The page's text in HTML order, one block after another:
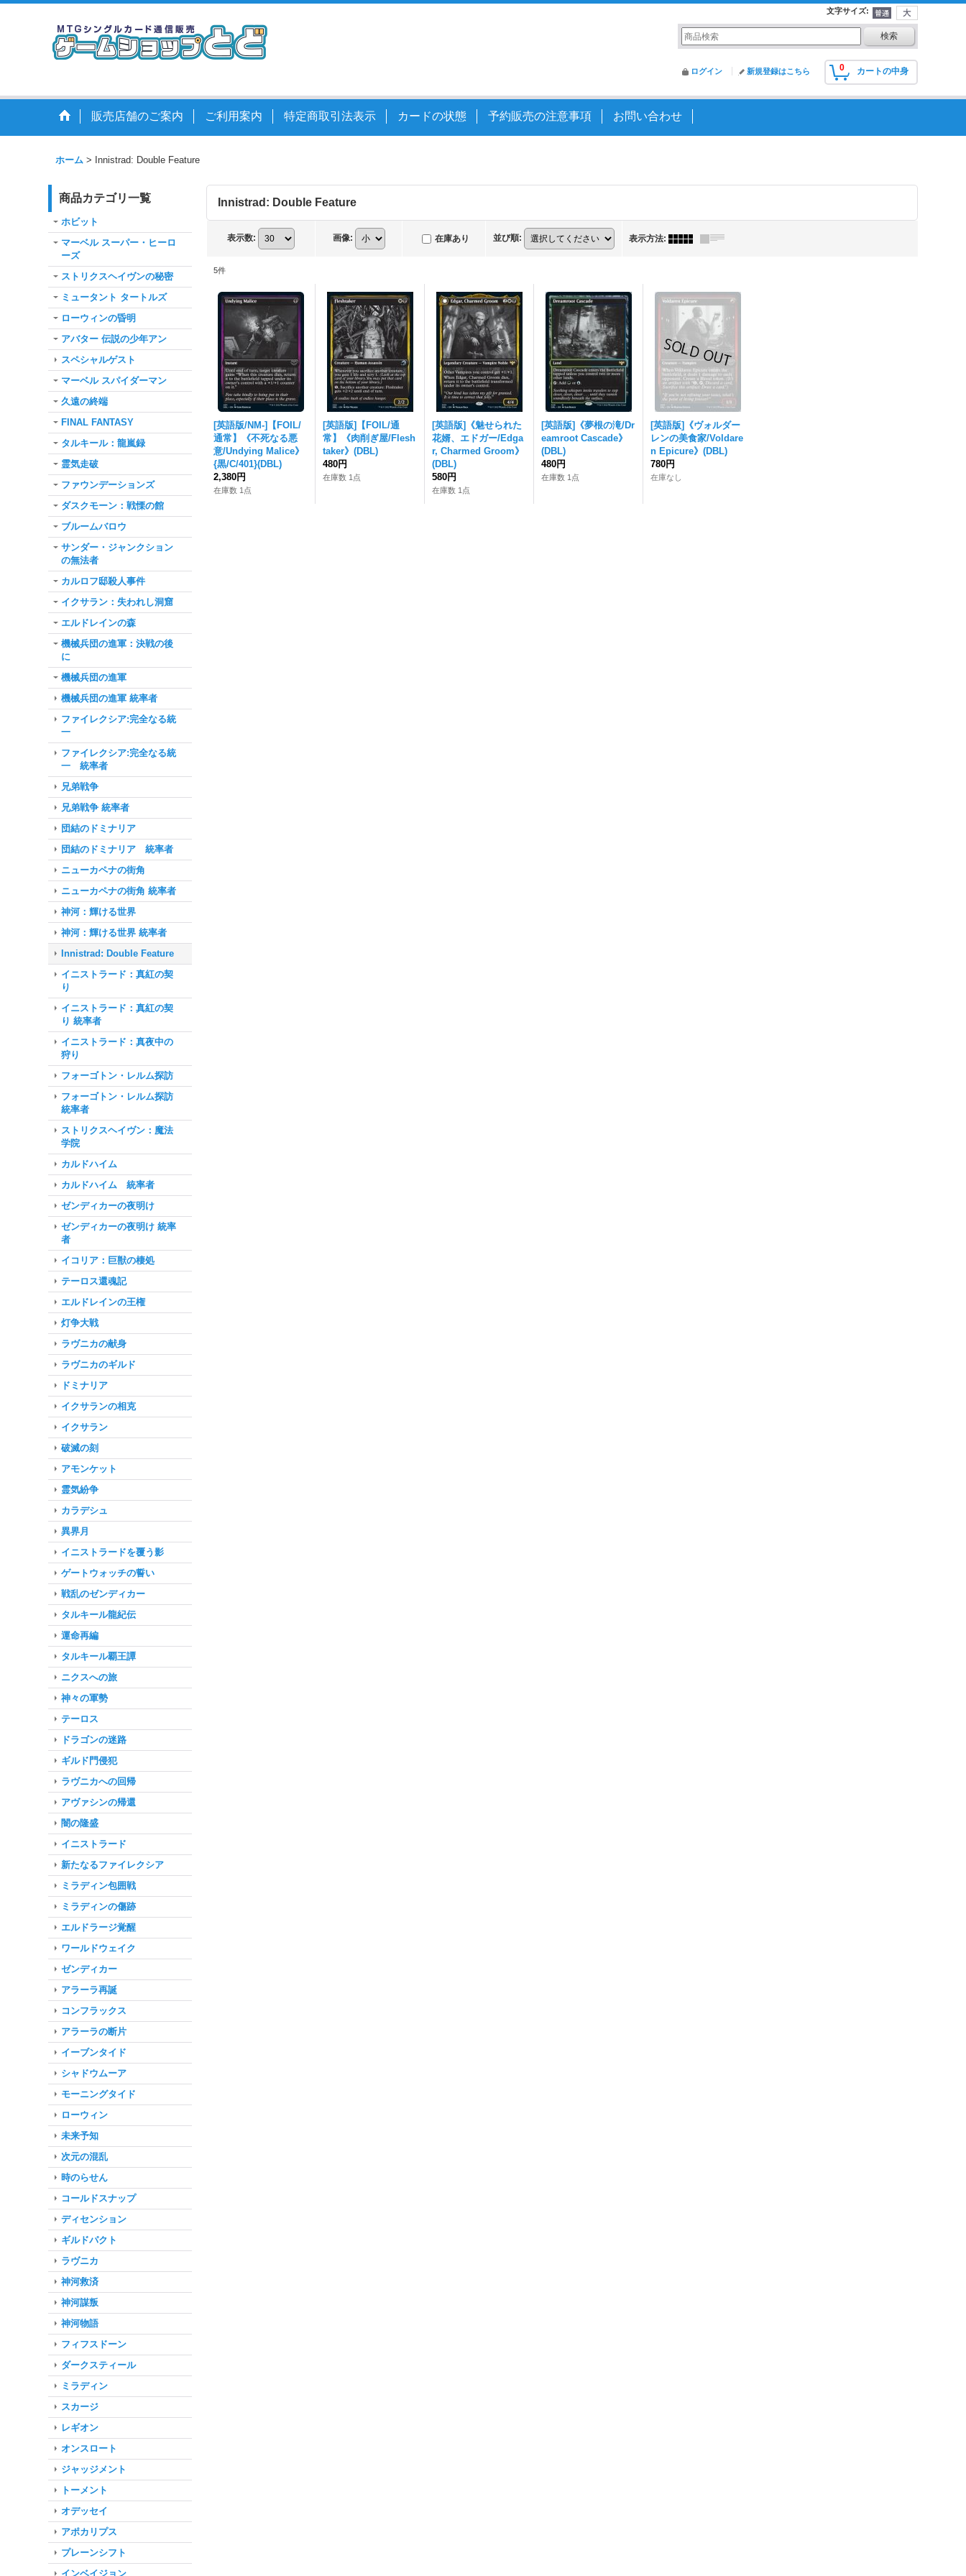
文字サイズ:
0 カートの中身
ログイン 新規登録はこちら
販売店舗のご案内 ご利用案内 特定商取引法表示 カードの状態 予約販売の注意事項 お問い合わせ
ホーム > Innistrad: Double Feature
商品カテゴリ一覧
ホビット
マーベル スーパー・ヒーロ
ーズ
ストリクスヘイヴンの秘密
ミュータント タートルズ
ローウィンの昏明
アバター 伝説の少年アン
スペシャルゲスト
マーベル スパイダーマン
久遠の終端
FINAL FANTASY
タルキール：龍嵐録
霊気走破
ファウンデーションズ
ダスクモーン：戦慄の館
ブルームバロウ
サンダー・ジャンクション
の無法者
カルロフ邸殺人事件
イクサラン：失われし洞窟
エルドレインの森
機械兵団の進軍：決戦の後
に
機械兵団の進軍
機械兵団の進軍 統率者
ファイレクシア:完全なる統
一
ファイレクシア:完全なる統
一 統率者
兄弟戦争
兄弟戦争 統率者
団結のドミナリア
団結のドミナリア 統率者
ニューカペナの街角
ニューカペナの街角 統率者
神河：輝ける世界
神河：輝ける世界 統率者
Innistrad: Double Feature
イニストラード：真紅の契
り
イニストラード：真紅の契
り 統率者
イニストラード：真夜中の
狩り
フォーゴトン・レルム探訪
フォーゴトン・レルム探訪
統率者
ストリクスヘイヴン：魔法
学院
カルドハイム
カルドハイム 統率者
ゼンディカーの夜明け
ゼンディカーの夜明け 統率
者
イコリア：巨獣の棲処
テーロス還魂記
エルドレインの王権
灯争大戦
ラヴニカの献身
ラヴニカのギルド
ドミナリア
イクサランの相克
イクサラン
破滅の刻
アモンケット
霊気紛争
カラデシュ
異界月
イニストラードを覆う影
ゲートウォッチの誓い
戦乱のゼンディカー
タルキール龍紀伝
運命再編
タルキール覇王譚
ニクスへの旅
神々の軍勢
テーロス
ドラゴンの迷路
ギルド門侵犯
ラヴニカへの回帰
アヴァシンの帰還
闇の隆盛
イニストラード
新たなるファイレクシア
ミラディン包囲戦
ミラディンの傷跡
エルドラージ覚醒
ワールドウェイク
ゼンディカー
アラーラ再誕
コンフラックス
アラーラの断片
イーブンタイド
シャドウムーア
モーニングタイド
ローウィン
未来予知
次元の混乱
時のらせん
コールドスナップ
ディセンション
ギルドパクト
ラヴニカ
神河救済
神河謀叛
神河物語
フィフスドーン
ダークスティール
ミラディン
スカージ
レギオン
オンスロート
ジャッジメント
トーメント
オデッセイ
アポカリプス
プレーンシフト
インベイジョン
Innistrad: Double Feature
表示数: 画像: 在庫あり 並び順: 表示方法:
5件
[英語版/NM-]【FOIL/
通常】《不死なる悪
意/Undying Malice》
{黒/C/401}(DBL)
2,380円
在庫数 1点
[英語版]【FOIL/通
常】《肉削ぎ屋/Flesh
taker》(DBL)
480円
在庫数 1点
[英語版]《魅せられた
花婿、エドガー/Edga
r, Charmed Groom》
(DBL)
580円
在庫数 1点
[英語版]《夢根の滝/Dr
eamroot Cascade》
(DBL)
480円
在庫数 1点
[英語版]《ヴォルダー
レンの美食家/Voldare
n Epicure》(DBL)
780円
在庫なし